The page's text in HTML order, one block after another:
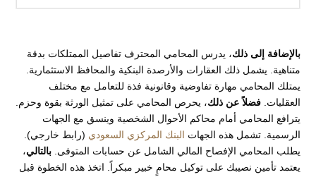
بالإضافة إلى ذلك، يدرس المحامي المحترف تفاصيل الممتلكات بدقة
متناهية. يشمل ذلك العقارات والأرصدة البنكية والمحافظ الاستثمارية.
يمتلك المحامي مهارة تفاوضية وقانونية فذة للتعامل مع مختلف
العقليات. فضلاً عن ذلك، يحرص المحامي على تمثيل الورثة بقوة وحزم.
يترافع المحامي أمام محاكم الأحوال الشخصية وينسق مع الجهات
الرسمية. تشمل هذه الجهات البنك المركزي السعودي (رابط خارجي).
يطلب المحامي الإفصاح المالي الشامل عن حسابات المتوفى. بالتالي،
يعتمد تأمين نصيبك على توكيل محامٍ خبير مبكراً. اتخذ هذه الخطوة قبل